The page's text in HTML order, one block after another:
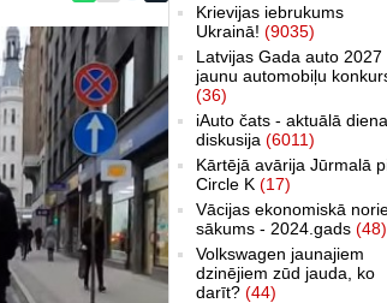
Krievijas iebrukums
Ukrainā! (9035)
Latvijas Gada auto 2027
jaunu automobiļu
(36)
iAuto čats - aktuālā
diskusija (6011)
Kārtējā avārija Jūrmalā
Circle K (17)
Vācijas ekonomiskā
sākums - 2024.gads (48)
Volkswagen jaunajiem
dzinējiem zūd jauda, ko
darīt? (44)